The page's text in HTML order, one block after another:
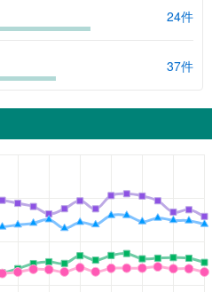
24件
37件